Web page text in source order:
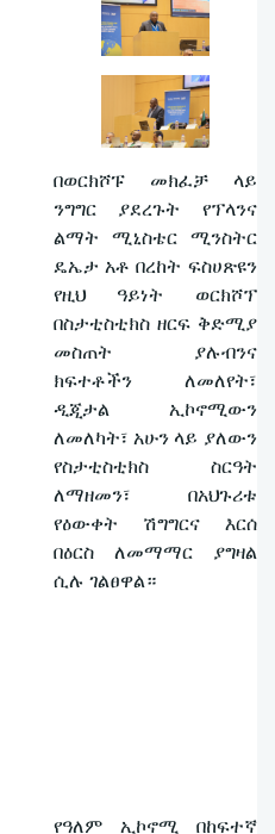
በወርክሾፑ መክፈቻ ላይ
ንግግር ያደረጉት የፕላንና
ልማት ሚኒስቴር ሚንስትር
ዴኤታ አቶ በረከት ፍስሀጽዩን
የዚህ ዓይነት ወርክሾፕ
በስታቲስቲክስ ዘርፍ ቅድሚያ
መስጠት ያሉብንና
ክፍተቶችን ለመለየት፣
ዲጂታል ኢኮኖሚውን
ለመለካት፣ አሁን ላይ ያለውን
የስታቲስቲክስ ስርዓት
ለማዘመን፣ በአህጉሪቱ
የዕውቀት ሽግግርና እርሰ
በዕርስ ለመማማር ያግዛል
ሲሉ ገልፀዋል።
የዓለም ኢኮኖሚ በከፍተኛ